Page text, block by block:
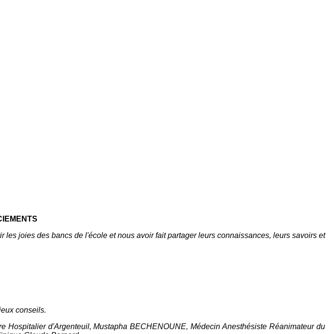
joies des bancs de l'école et nous avoir fait partager leurs connaissances, leurs savoirs et
conseils.
d'Argenteuil, Mustapha BECHENOUNE, Médecin Anesthésiste Réanimateur du